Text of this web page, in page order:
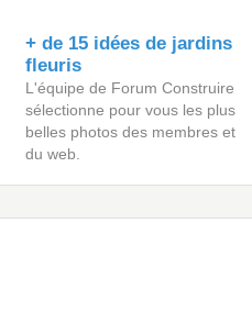
+ de 15 idées de jardins
fleuris
L'équipe de Forum Construire
sélectionne pour vous les plus
belles photos des membres et
du web.